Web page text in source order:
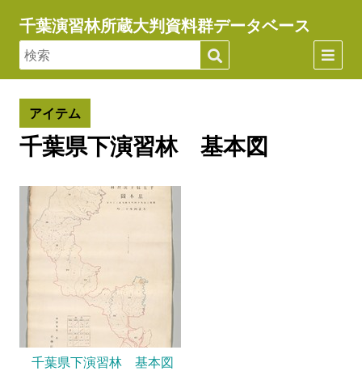
千葉演習林所蔵大判資料群データベース
千葉県下演習林 基本図
アイテム
千葉県下演習林 基本図